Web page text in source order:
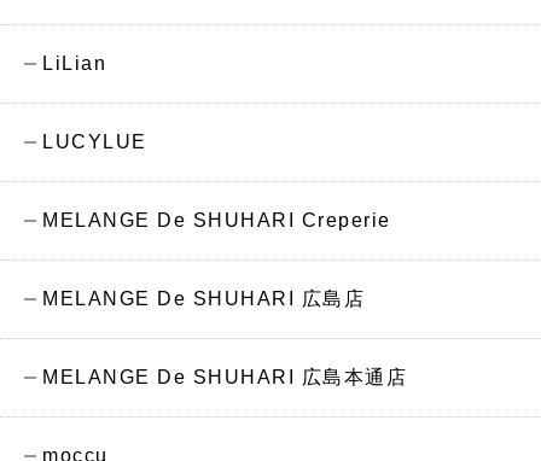
LiLian
LUCYLUE
MELANGE De SHUHARI Creperie
MELANGE De SHUHARI 広島店
MELANGE De SHUHARI 広島本通店
moccu